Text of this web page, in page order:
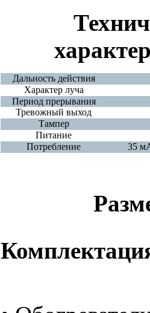
Дальность действия
Характер луча
Период прерывания
Тревожный выход
Тампер
Питание
Потребление
35